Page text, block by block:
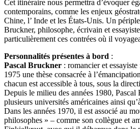
Cet itinéraire nous permettra d’évoquer
contemporains, comme les enjeux
Chine, l’ Inde et les États-Unis. Un
Bruckner, philosophe, écrivain et
particulièrement ces contrées où il
Personnalités présentes à bord :
Pascal Bruckner : romancier et
1975 une thèse consacrée à
chacun est accessible à tous, sous la
Depuis le milieu des années 1980, Pascal
plusieurs universités américaines ainsi
Dans les années 1970, il est associé au
philosophes » – comme son collègue et